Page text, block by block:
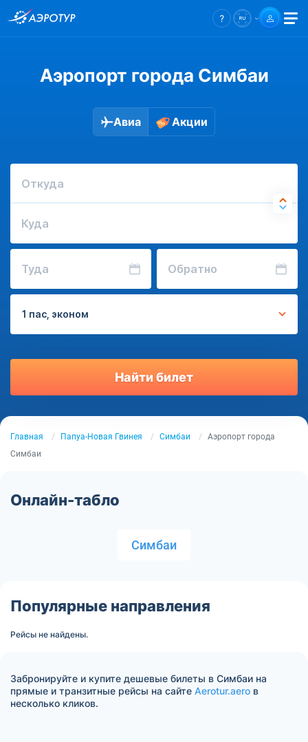
Аэропорт города Симбаи
Авиа Акции
Откуда
Куда
Туда Обратно
1 пас, эконом
Найти билет
Главная Папуа-Новая Гвинея Симбаи
Аэропорт города
Симбаи
Онлайн-табло
Симбаи
Популярные направления
Рейсы не найдены.
Забронируйте и купите дешевые билеты в Симбаи на
прямые и транзитные рейсы на сайте Aerotur.aero в
несколько кликов.